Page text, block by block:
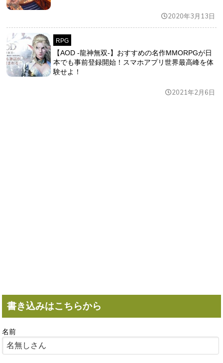
2020年3月13日
RPG
【AOD -龍神無双-】おすすめの名作MMORPGが日
本でも事前登録開始！スマホアプリ世界最高峰を体
験せよ！
2021年2月6日
書き込みはこちらから
名前